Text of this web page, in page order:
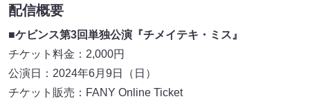
配信概要
■ケビンス第3回単独公演『チメイテキ・ミス』
チケット料金：2,000円
公演日：2024年6月9日（日）
チケット販売：FANY Online Ticket